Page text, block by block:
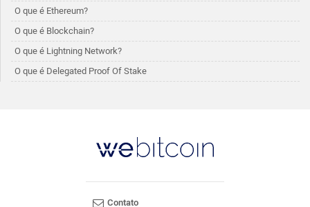
O que é Ethereum?
O que é Blockchain?
O que é Lightning Network?
O que é Delegated Proof Of Stake
Contato